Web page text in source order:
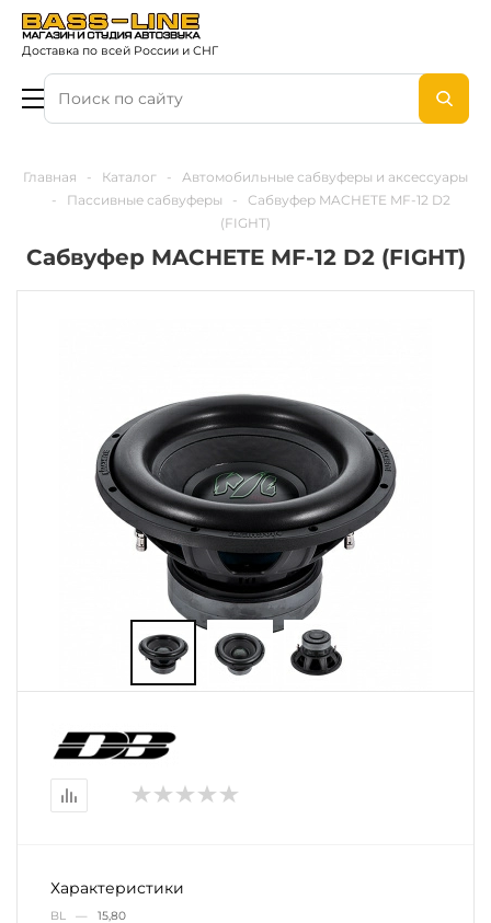
Доставка по всей России и СНГ
Главная - Каталог -
Автомобильные сабвуферы и аксессуары
-
Пассивные сабвуферы -
Сабвуфер MACHETE MF-12 D2
(FIGHT)
Сабвуфер MACHETE MF-12 D2 (FIGHT)
Характеристики
BL — 15,80